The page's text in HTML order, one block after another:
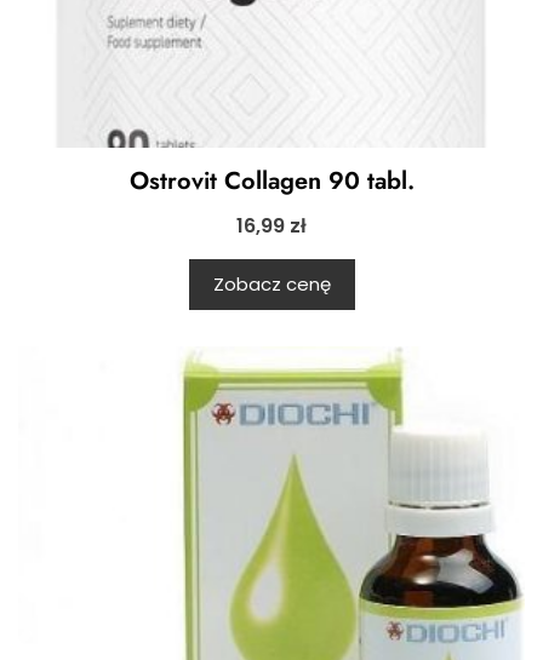
Ostrovit Collagen 90 tabl.
16,99 zł
Zobacz cenę